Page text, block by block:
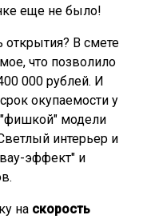
еще не было!
открытия? В смете
что позволило
000 рублей. И
окупаемости у
модели
интерьер и
эффект" и
на скорость